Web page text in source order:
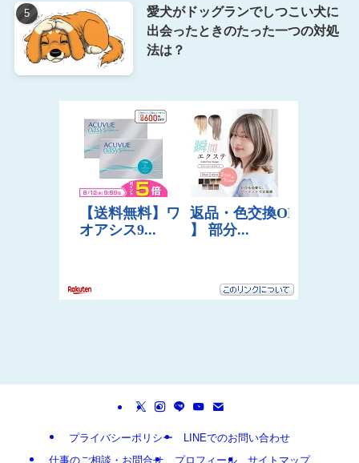
愛犬がドッグランでしつこい犬に
出会ったときのたった一つの対処
法は？
プライバシーポリシー
LINEでのお問い合わせ
仕事のご相談・お問合せ
プロフィール サイトマップ